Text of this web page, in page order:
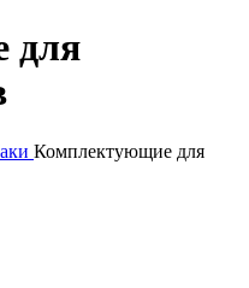
для
Комплектующие для